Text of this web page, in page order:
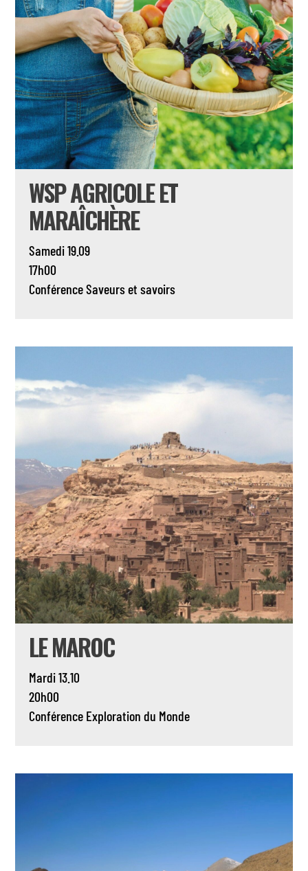
WSP AGRICOLE ET
MARAÎCHÈRE
Samedi 19.09
17h00
ConférenceSaveurs et savoirs
LE MAROC
Mardi 13.10
20h00
Conférence Exploration du Monde